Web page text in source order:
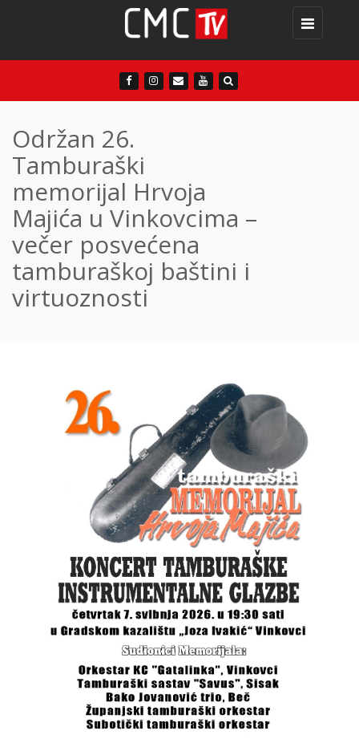
Toggle
Održan 26.
Tamburaški
memorijal Hrvoja
Majića u Vinkovcima –
večer posvećena
tamburaškoj baštini i
virtuoznosti